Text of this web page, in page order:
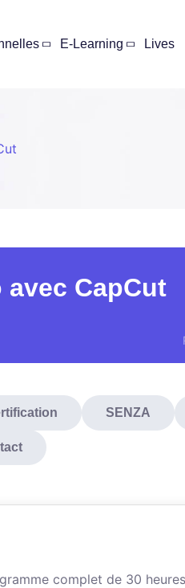
E-Learning Lives
CapCut
SENZA
complet de 30